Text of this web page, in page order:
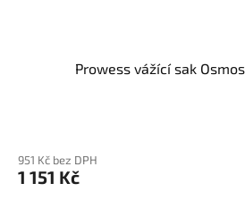
Prowess vážící sak
951 Kč bez DPH
1 151 Kč